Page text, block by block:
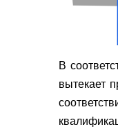
В
вытекает